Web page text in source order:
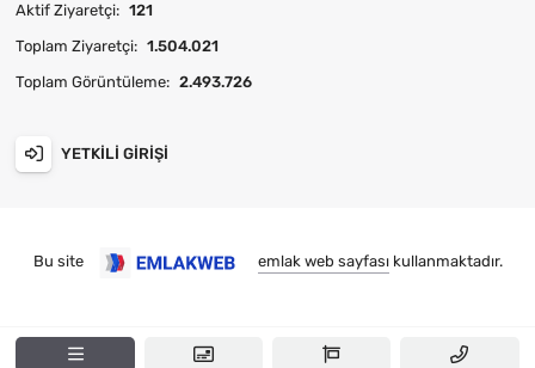
Aktif Ziyaretçi: 121
Toplam Ziyaretçi: 1.504.021
Toplam Görüntüleme: 2.493.726
YETKILI GIRIŞI
Bu site emlak web sayfasıkullanmaktadır.